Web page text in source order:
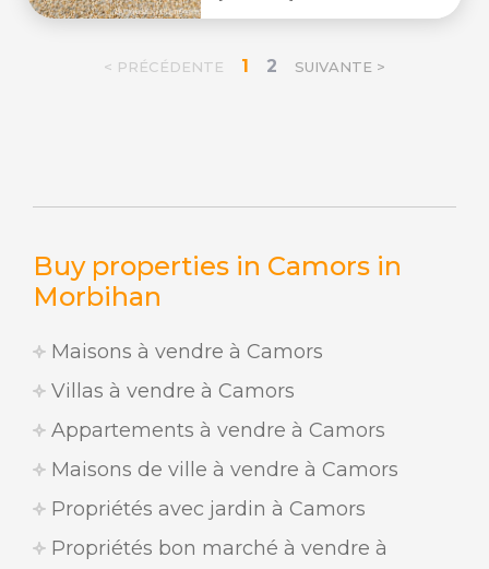
Buy properties in Camors in
Morbihan
Maisons à vendre à Camors
Villas à vendre à Camors
Appartements à vendre à Camors
Maisons de ville à vendre à Camors
Propriétés avec jardin à Camors
Propriétés bon marché à vendre à
< PRÉCÉDENTE 1 2 SUIVANTE >